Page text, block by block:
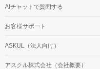
AIチャットで質問する
お客様サポート
ASKUL（法人向け）
アスクル株式会社（会社概要）